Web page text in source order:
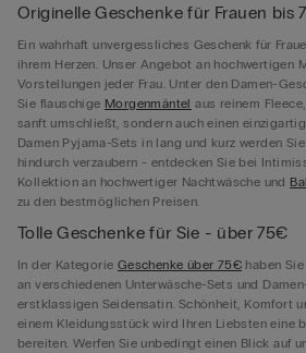
Originelle Geschenke für Frauen bis
Ein wahrhaft unvergessliches Geschenk für
ihrem Herzen. Unser Angebot an hochwertigen
Vorstellungen jeder Frau. Unter den Damen-
Sie flauschige Morgenmäntel aus reinem
sanft umschließt, sondern auch einen
Damen Pyjama-Sets in lang und kurz werden
hindurch verzaubern - entdecken Sie bei
Kollektion an hochwertiger Nachtwäsche und
zu den bestmöglichen Preisen.
Tolle Geschenke für Sie - über 75€
In der Kategorie Geschenke über 75€ haben
an verschiedenen Unterwäsche-Sets und
erstklassigen Seidensatin. Schönheit, Komfort
einem Kleidungsstück wird Ihren Liebsten eine
bereiten. Werfen Sie unbedingt einen Blick auf